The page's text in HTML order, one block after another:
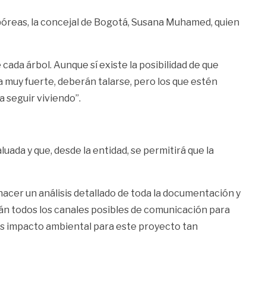
la concejal de Bogotá, Susana Muhamed, quien
árbol. Aunque sí existe la posibilidad de que
fuerte, deberán talarse, pero los que estén
seguir viviendo”.
y que, desde la entidad, se permitirá que la
un análisis detallado de toda la documentación y
todos los canales posibles de comunicación para
impacto ambiental para este proyecto tan